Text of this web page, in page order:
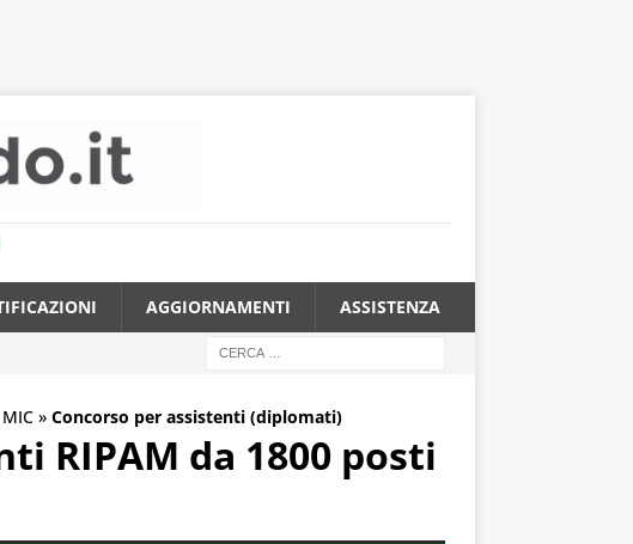
AGGIORNAMENTI ASSISTENZA
MIC » Concorso per assistenti (diplomati)
RIPAM da 1800 posti